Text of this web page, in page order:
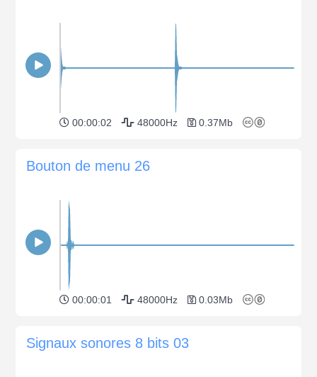
00:00:02 48000Hz 0.37Mb
Bouton de menu 26
00:00:01 48000Hz 0.03Mb
Signaux sonores 8 bits 03